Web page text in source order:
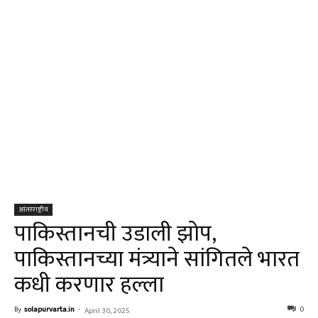
आंतरराष्ट्रीय
पाकिस्तानची उडाली झोप,
पाकिस्तानच्या मंत्र्याने सांगितले भारत
कधी करणार हल्ला
By solapurvarta.in - April 30, 2025 0